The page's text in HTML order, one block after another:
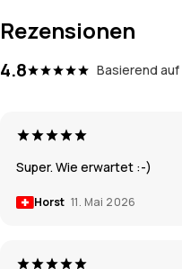
Rezensionen
4.8 Basierend auf
Super. Wie erwartet :-)
Horst 11. Mai 2026